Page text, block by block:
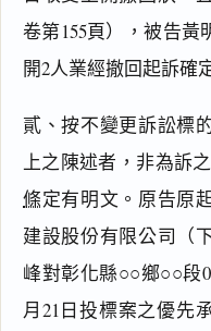
卷第155頁），被告
開2人業經撤回起訴確
貳、按不變更訴訟標
上之陳述者，非為訴
條定有明文。原告原
建設股份有限公司（
峰對彰化縣○○鄉○○段
月21日投標案之優先